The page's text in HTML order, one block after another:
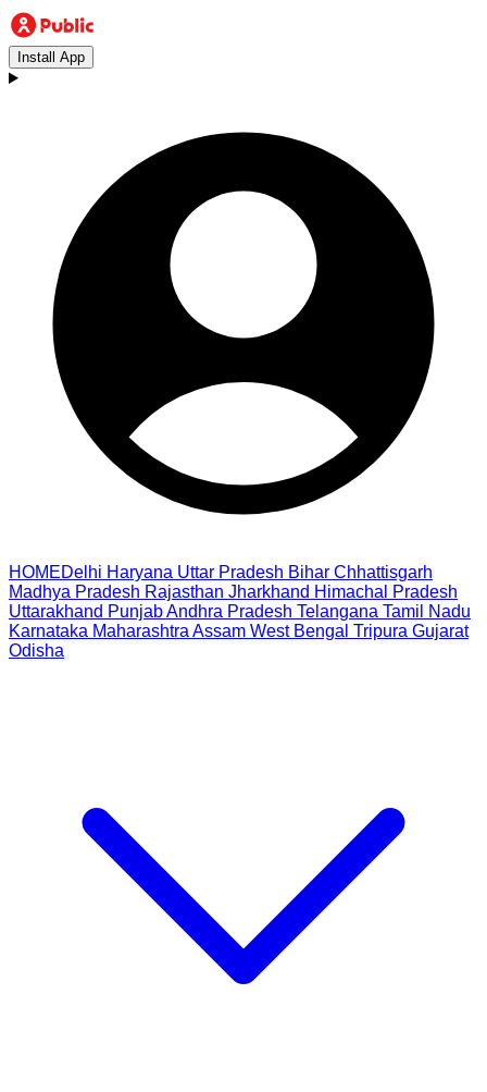
Install App
HOMEDelhi Haryana Uttar Pradesh Bihar Chhattisgarh
Madhya Pradesh Rajasthan Jharkhand Himachal Pradesh
Uttarakhand PunjabAndhra Pradesh Telangana Tamil Nadu
Karnataka Maharashtra Assam West Bengal Tripura Gujarat
Odisha